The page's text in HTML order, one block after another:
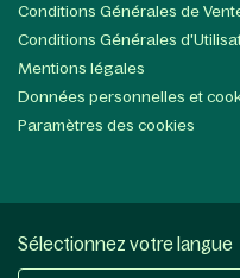
Conditions Générales de
Conditions Générales
Mentions légales
Données personnelles et
Paramètres des cookies
Sélectionnez votre langue